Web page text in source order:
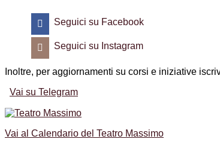
Seguici su Facebook
Seguici su Instagram
Inoltre, per aggiornamenti su corsi e iniziative
Vai su Telegram
Vai al Calendario del Teatro Massimo